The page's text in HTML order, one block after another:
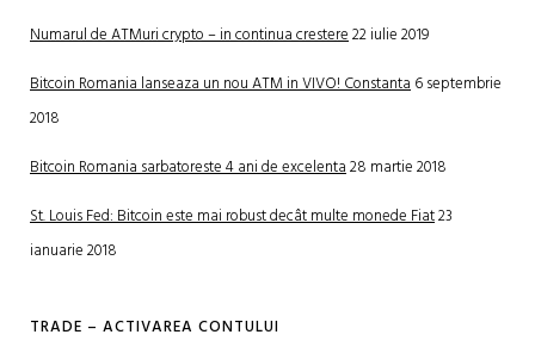
Numarul de ATMuri crypto – in continua crestere22 iulie 2019
Bitcoin Romania lanseaza un nou ATM in VIVO! Constanta6 septembrie
2018
Bitcoin Romania sarbatoreste 4 ani de excelenta28 martie 2018
St. Louis Fed: Bitcoin este mai robust decât multe monede Fiat23
ianuarie 2018
TRADE – ACTIVAREA CONTULUI